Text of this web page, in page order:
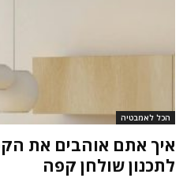
הכל לאמבטיה
איך אתם אוהבים את
לתכנון שולחן קפה